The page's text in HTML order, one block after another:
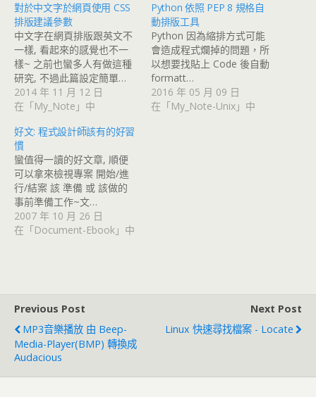
對於中文字於網頁使用 CSS
排版建議參數
中文字在網頁排版跟英文不
一樣, 看起來的感覺也不一
樣~ 之前也蠻多人有做這種
研究, 不過此篇設定簡單…
2014 年 11 月 12 日
在「My_Note」中
Python 依照 PEP 8 規格自
動排版工具
Python 因為縮排方式可能
會造成程式爛掉的問題，所
以想要找貼上 Code 後自動
formatt…
2016 年 05 月 09 日
在「My_Note-Unix」中
好文: 程式設計師該有的好習
慣
蠻值得一讀的好文章, 順便
可以拿來檢視專案 開始/進
行/結案 該 準備 或 該做的
事前準備工作~文…
2007 年 10 月 26 日
在「Document-Ebook」中
Previous Post
MP3音樂播放 由 Beep-
Media-Player(BMP) 轉換成
Audacious
Next Post
Linux 快速尋找檔案 - Locate